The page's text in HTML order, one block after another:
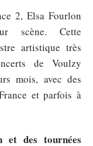
2, Elsa Fourlon
scène. Cette
artistique très
de Voulzy
mois, avec des
et parfois à
et des tournées